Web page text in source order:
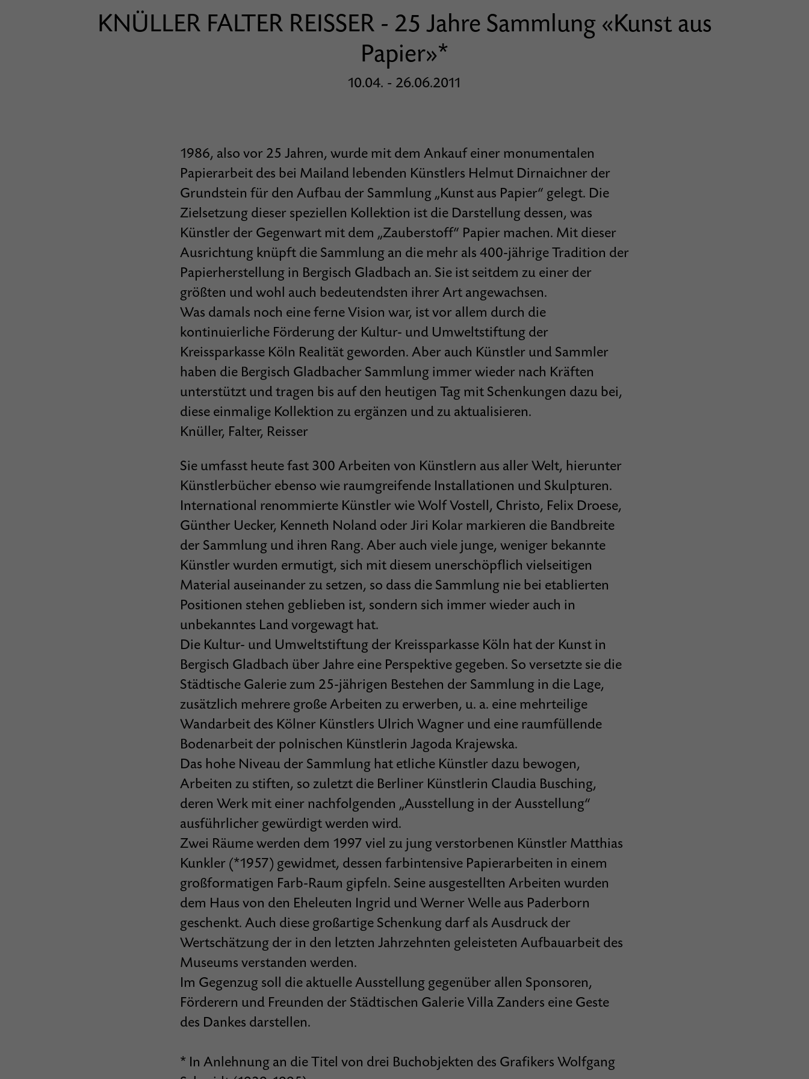
KNÜLLER FALTER REISSER - 25 Jahre Sammlung «Kunst aus
Papier»*
10.04. - 26.06.2011
1986, also vor 25 Jahren, wurde mit dem Ankauf einer monumentalen
Papierarbeit des bei Mailand lebenden Künstlers Helmut Dirnaichner der
Grundstein für den Aufbau der Sammlung „Kunst aus Papier“ gelegt. Die
Zielsetzung dieser speziellen Kollektion ist die Darstellung dessen, was
Künstler der Gegenwart mit dem „Zauberstoff“ Papier machen. Mit dieser
Ausrichtung knüpft die Sammlung an die mehr als 400-jährige Tradition der
Papierherstellung in Bergisch Gladbach an. Sie ist seitdem zu einer der
größten und wohl auch bedeutendsten ihrer Art angewachsen.
Was damals noch eine ferne Vision war, ist vor allem durch die
kontinuierliche Förderung der Kultur- und Umweltstiftung der
Kreissparkasse Köln Realität geworden. Aber auch Künstler und Sammler
haben die Bergisch Gladbacher Sammlung immer wieder nach Kräften
unterstützt und tragen bis auf den heutigen Tag mit Schenkungen dazu bei,
diese einmalige Kollektion zu ergänzen und zu aktualisieren.
Knüller, Falter, Reisser
Sie umfasst heute fast 300 Arbeiten von Künstlern aus aller Welt, hierunter
Künstlerbücher ebenso wie raumgreifende Installationen und Skulpturen.
International renommierte Künstler wie Wolf Vostell, Christo, Felix Droese,
Günther Uecker, Kenneth Noland oder Jiri Kolar markieren die Bandbreite
der Sammlung und ihren Rang. Aber auch viele junge, weniger bekannte
Künstler wurden ermutigt, sich mit diesem unerschöpflich vielseitigen
Material auseinander zu setzen, so dass die Sammlung nie bei etablierten
Positionen stehen geblieben ist, sondern sich immer wieder auch in
unbekanntes Land vorgewagt hat.
Die Kultur- und Umweltstiftung der Kreissparkasse Köln hat der Kunst in
Bergisch Gladbach über Jahre eine Perspektive gegeben. So versetzte sie die
Städtische Galerie zum 25-jährigen Bestehen der Sammlung in die Lage,
zusätzlich mehrere große Arbeiten zu erwerben, u. a. eine mehrteilige
Wandarbeit des Kölner Künstlers Ulrich Wagner und eine raumfüllende
Bodenarbeit der polnischen Künstlerin Jagoda Krajewska.
Das hohe Niveau der Sammlung hat etliche Künstler dazu bewogen,
Arbeiten zu stiften, so zuletzt die Berliner Künstlerin Claudia Busching,
deren Werk mit einer nachfolgenden „Ausstellung in der Ausstellung“
ausführlicher gewürdigt werden wird.
Zwei Räume werden dem 1997 viel zu jung verstorbenen Künstler Matthias
Kunkler (*1957) gewidmet, dessen farbintensive Papierarbeiten in einem
großformatigen Farb-Raum gipfeln. Seine ausgestellten Arbeiten wurden
dem Haus von den Eheleuten Ingrid und Werner Welle aus Paderborn
geschenkt. Auch diese großartige Schenkung darf als Ausdruck der
Wertschätzung der in den letzten Jahrzehnten geleisteten Aufbauarbeit des
Museums verstanden werden.
Im Gegenzug soll die aktuelle Ausstellung gegenüber allen Sponsoren,
Förderern und Freunden der Städtischen Galerie Villa Zanders eine Geste
des Dankes darstellen.
* In Anlehnung an die Titel von drei Buchobjekten des Grafikers Wolfgang